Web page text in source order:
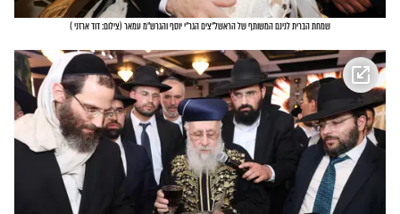
שמחת הברית לנינם המשותף של הראשל"צים הגר"י יוסף והגרש"מ עמאר (צילום: דוד ארזני)